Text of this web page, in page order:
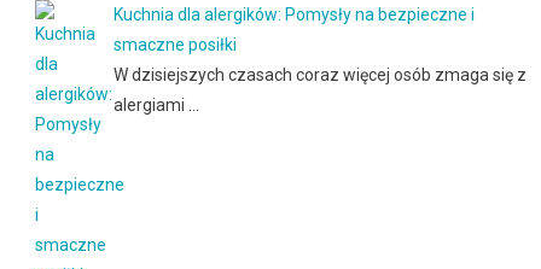
Kuchnia dla alergików: Pomysły na bezpieczne i
smaczne posiłki
W dzisiejszych czasach coraz więcej osób zmaga się z
alergiami …